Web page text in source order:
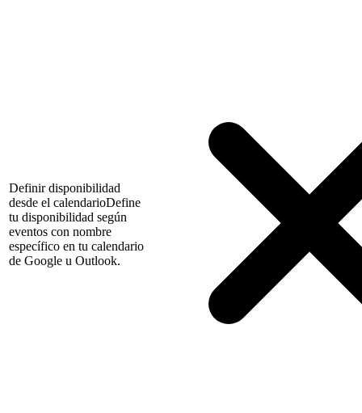
Definir disponibilidad
desde el calendarioDefine
tu disponibilidad según
eventos con nombre
específico en tu calendario
de Google u Outlook.